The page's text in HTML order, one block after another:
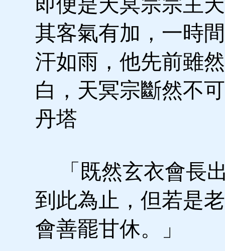
其客氣有加，一時
汗如雨，他先前雖
白，天冥宗斷然不
丹塔
「既然玄衣會長
到此為止，但若是
會善罷甘休。」